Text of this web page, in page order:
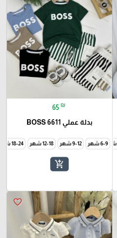
24-30 شهر
65 ₪
بدلة عملي BOSS 6611
6-9 شهر 9-12 شهر 12-18 شهر 18-24 شهر
add_shopping_cart
favorite_border